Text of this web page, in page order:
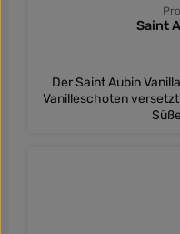
Saint
Der Saint Aubin
Vanilleschoten